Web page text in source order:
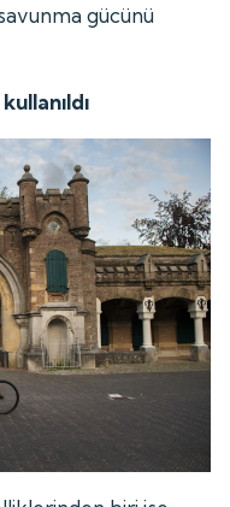
gücünü